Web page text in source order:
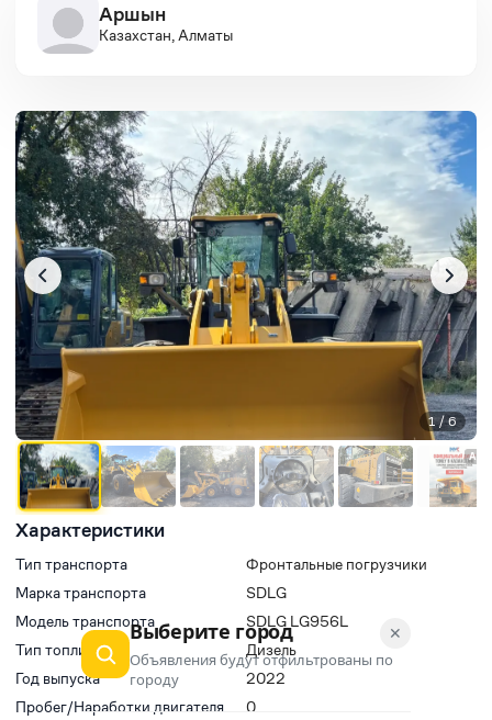
Аршын
Казахстан, Алматы
Характеристики
Тип транспорта
Фронтальные погрузчики
Марка транспорта
SDLG
Модель транспорта
SDLG LG956L
Тип топлива
Дизель
Год выпуска
2022
Пробег/Наработки двигателя
0
1 / 6
AD
✕
Выберите город
Объявления будут отфильтрованы по
городу